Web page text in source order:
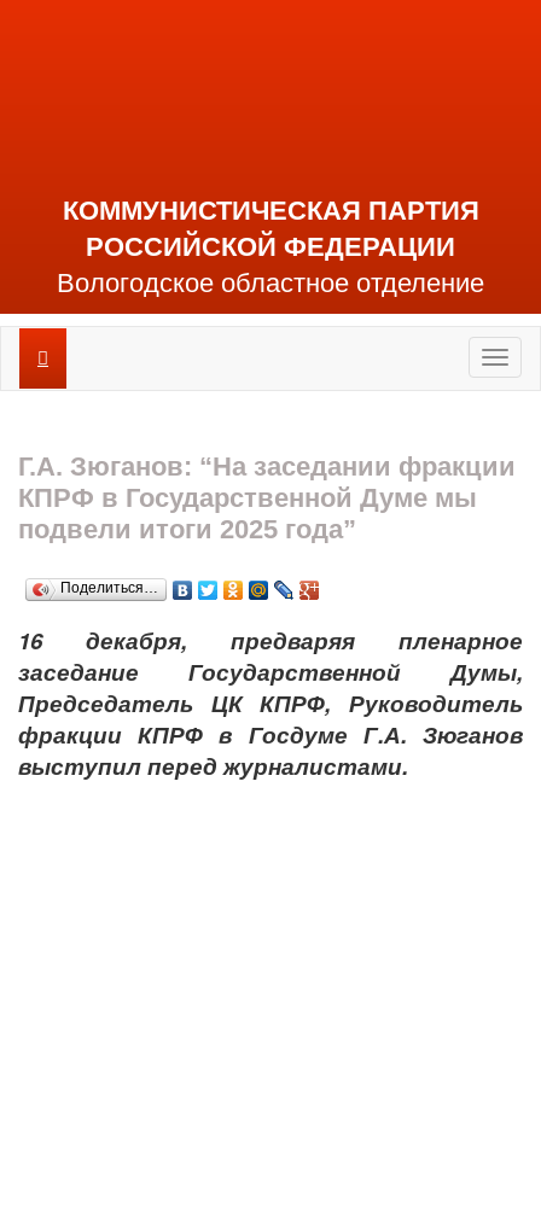
КОММУНИСТИЧЕСКАЯ ПАРТИЯ
РОССИЙСКОЙ ФЕДЕРАЦИИ
Вологодское областное отделение
Г.А. Зюганов: “На заседании фракции
КПРФ в Государственной Думе мы
подвели итоги 2025 года”
Поделиться…
16 декабря, предваряя пленарное
заседание Государственной Думы,
Председатель ЦК КПРФ, Руководитель
фракции КПРФ в Госдуме Г.А. Зюганов
выступил перед журналистами.